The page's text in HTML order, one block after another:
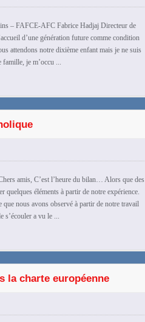
– FAFCE-AFC Fabrice Hadjaj Directeur de
d’une génération future comme condition
attendons notre dixième enfant mais je ne suis
famille, je m’occu ...
amis, C’est l’heure du bilan… Alors que des
quelques éléments à partir de notre expérience.
que nous avons observé à partir de notre travail
s’écouler a vu le ...
la charte européenne